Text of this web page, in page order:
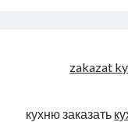
zakazat
кухню заказать